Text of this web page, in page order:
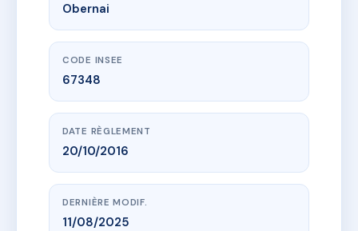
Obernai
CODE INSEE
67348
DATE RÈGLEMENT
20/10/2016
DERNIÈRE MODIF.
11/08/2025